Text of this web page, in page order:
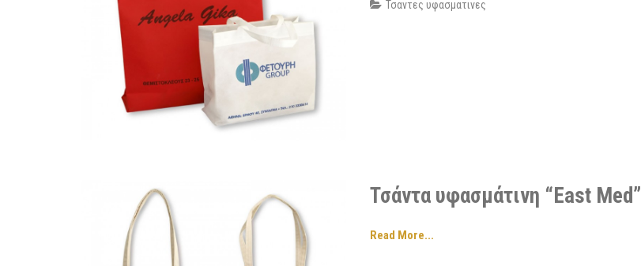
Τσαντες υφασματινες
Τσάντα υφασμάτινη “East Med”
Read More...